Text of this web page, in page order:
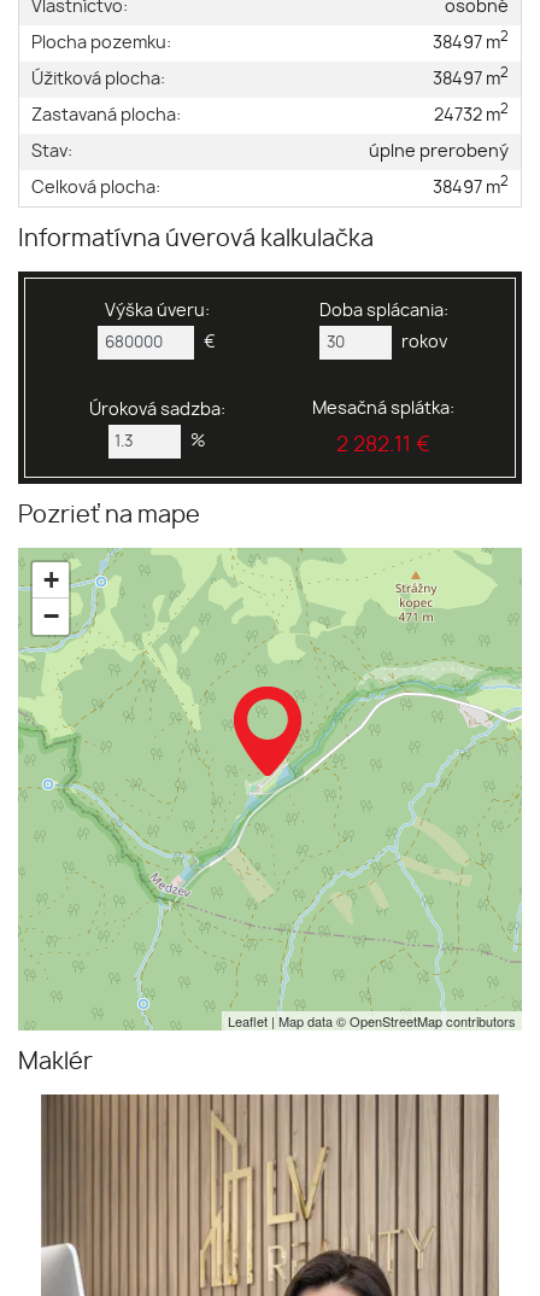
Vlastníctvo:
osobné
Plocha pozemku:
38497 m2
Úžitková plocha: 38497 m2
Zastavaná plocha: 24732 m2
Stav:
úplne prerobený
Celková plocha:
38497 m2
Informatívna úverová kalkulačka
Výška úveru:
€
Doba splácania:
rokov
Úroková sadzba:
%
Mesačná splátka:
2 282.11 €
Pozrieť na mape
+
−
Leaflet | Map data ©OpenStreetMapcontributors
Maklér